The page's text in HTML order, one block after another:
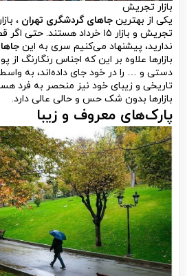
بازار تجریش
یکی از بهترین جاهای گردشگری تهران ،
تجریش و بازار ۱۵ خرداد هستند.
ندارید، پیشنهاد می‌کنیم سری به این
بازارها علاوه بر این که اجناس رنگارنگ
دستی و … را در خود جای داده‌اند، به
تاریخی و زیبای خود نیز منحصر به فرد
بازارها بدون شک حس و حالی عالی دارد.
پارک‌های معروف و زیبا